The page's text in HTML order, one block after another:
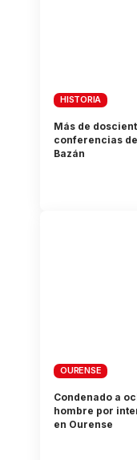
HISTORIA
Más de
conferencias
Bazán
OURENSE
Condenado a
hombre por
en Ourense